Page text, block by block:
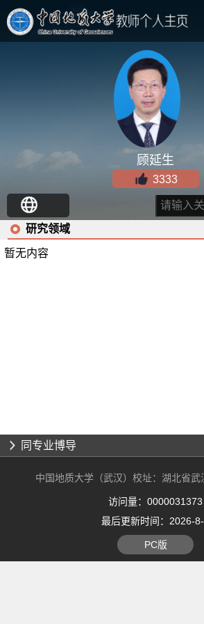
顾延生
3333
研究领域
暂无内容
同专业博导
中国地质大学（武汉）校址：湖北省武
访问量： 0000031373
最后更新时间： 2026-8-
PC版